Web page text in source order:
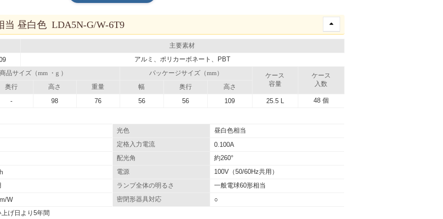
当 昼白色 LDA5N-G/W-6T9
主要素材
アルミ、ポリカーボネート、PBT
商品サイズ（mm ・g ） パッケージサイズ（mm）
ケース
容量
ケース
入数
奥行 高さ 重量 幅 奥行 高さ
- 98 76 56 56 109 25.5 L 48 個
光色 昼白色相当
定格入力電流 0.100A
配光角 約260°
電源 100V（50/60Hz共用）
ランプ全体の明るさ 一般電球60形相当
W 密閉形器具対応 ○
上げ日より5年間